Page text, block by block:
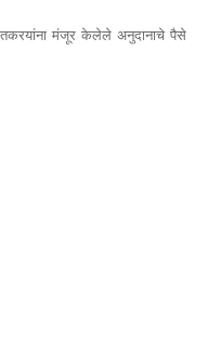
शेतकरयांना मंजूर केलेले अनुदानाचे पैसे